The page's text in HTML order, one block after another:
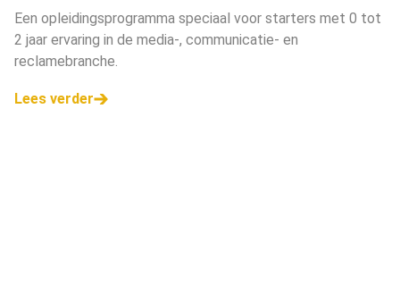
Een opleidingsprogramma speciaal voor starters met 0 tot
2 jaar ervaring in de media-, communicatie- en
reclamebranche.
Lees verder